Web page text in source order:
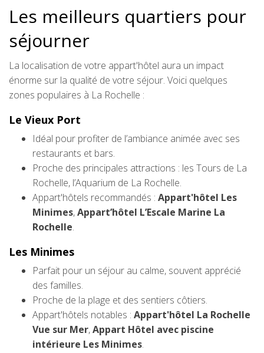
Les meilleurs quartiers pour
séjourner
La localisation de votre appart'hôtel aura un impact
énorme sur la qualité de votre séjour. Voici quelques
zones populaires à La Rochelle :
Le Vieux Port
Idéal pour profiter de l’ambiance animée avec ses
restaurants et bars.
Proche des principales attractions : les Tours de La
Rochelle, l’Aquarium de La Rochelle.
Appart'hôtels recommandés : Appart'hôtel Les
Minimes,Appart’hôtel L’Escale Marine La
Rochelle.
Les Minimes
Parfait pour un séjour au calme, souvent apprécié
des familles.
Proche de la plage et des sentiers côtiers.
Appart'hôtels notables : Appart'hôtel La Rochelle
Vue sur Mer,Appart Hôtel avec piscine
intérieure Les Minimes.